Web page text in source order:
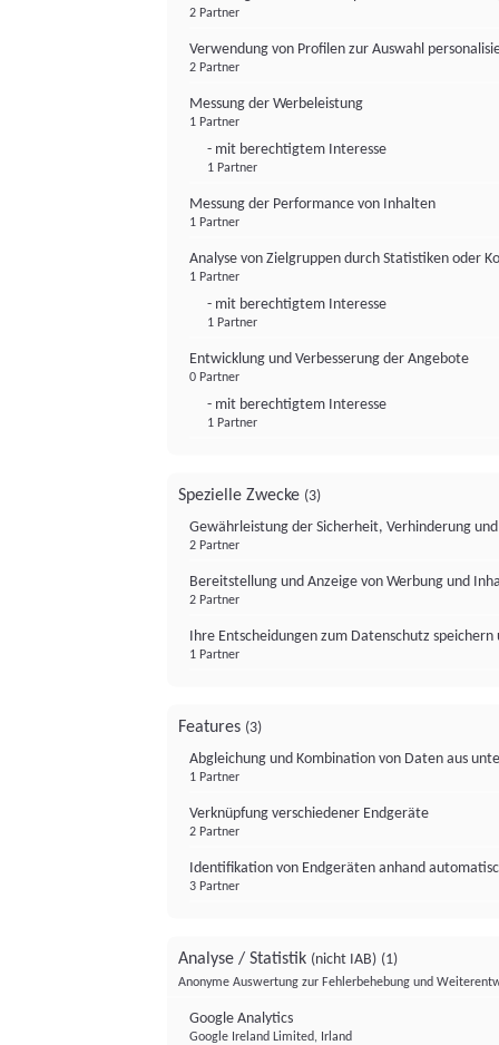
2 Partner
Verwendung von Profilen zur Auswahl
2 Partner
Messung der Werbeleistung
1 Partner
- mit berechtigtem Interesse
1 Partner
Messung der Performance von Inhalten
1 Partner
Analyse von Zielgruppen durch Statistiken oder
1 Partner
- mit berechtigtem Interesse
1 Partner
Entwicklung und Verbesserung der Angebote
0 Partner
- mit berechtigtem Interesse
1 Partner
Spezielle Zwecke (3)
Gewährleistung der Sicherheit, Verhinderung
2 Partner
Bereitstellung und Anzeige von Werbung und
2 Partner
Ihre Entscheidungen zum Datenschutz
1 Partner
Features (3)
Abgleichung und Kombination von Daten aus
1 Partner
Verknüpfung verschiedener Endgeräte
2 Partner
Identifikation von Endgeräten anhand
3 Partner
Analyse / Statistik (nicht IAB) (1)
Anonyme Auswertung zur Fehlerbehebung und
Google Analytics
Google Ireland Limited, Irland